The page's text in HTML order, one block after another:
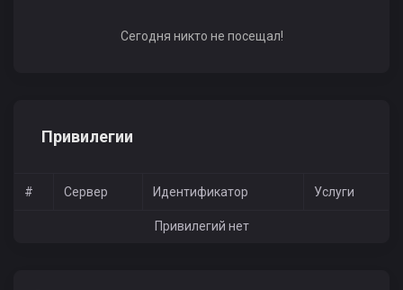
Сегодня никто не посещал!
Привилегии
# Сервер Идентификатор Услуги
Привилегий нет